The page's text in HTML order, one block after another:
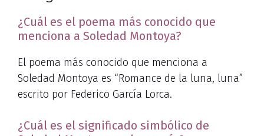
¿Cuál es el poema más conocido que
menciona a Soledad Montoya?
El poema más conocido que menciona a
Soledad Montoya es “Romance de la luna, luna”
escrito por Federico García Lorca.
¿Cuál es el significado simbólico de